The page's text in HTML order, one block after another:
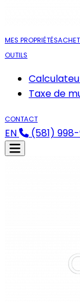
MES PROPRIÉTÉS
OUTILS
Taxe de
CONTACT
EN (581)